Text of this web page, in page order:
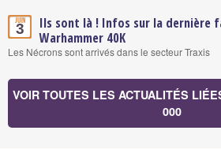
Juin
3
Ils sont là ! Infos sur la dernière
Warhammer 40K
Les Nécrons sont arrivés dans le secteur Traxis
VOIR TOUTES LES ACTUALITÉS
000